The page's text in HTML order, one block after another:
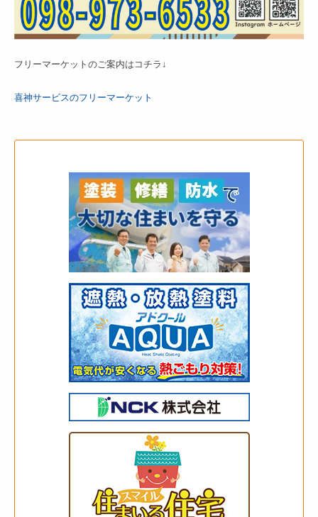
フリーマーケットのご案内はコチラ↓
喜神サービスのフリーマーケット